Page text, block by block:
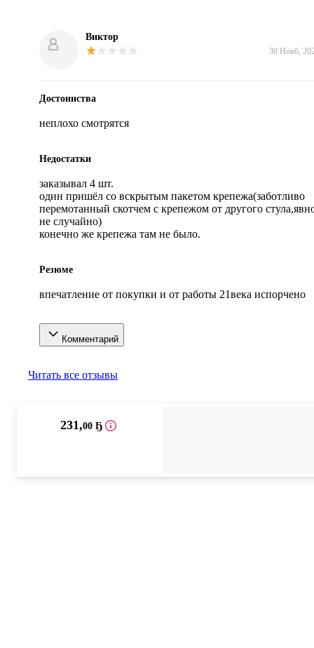
Виктор
30 Нояб,
Достоинства
неплохо смотрятся
Недостатки
заказывал 4 шт.
один пришёл со вскрытым пакетом крепежа(заботливо
перемотанный скотчем с крепежом от другого
не случайно)
конечно же крепежа там не было.
Резюме
впечатление от покупки и от работы 21века испорчено
Комментарий
Читать все отзывы
231,00 Ҕ